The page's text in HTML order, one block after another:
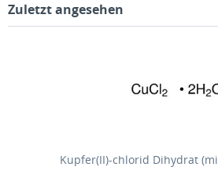
Zuletzt angesehen
Kupfer(II)-chlorid Dihydrat